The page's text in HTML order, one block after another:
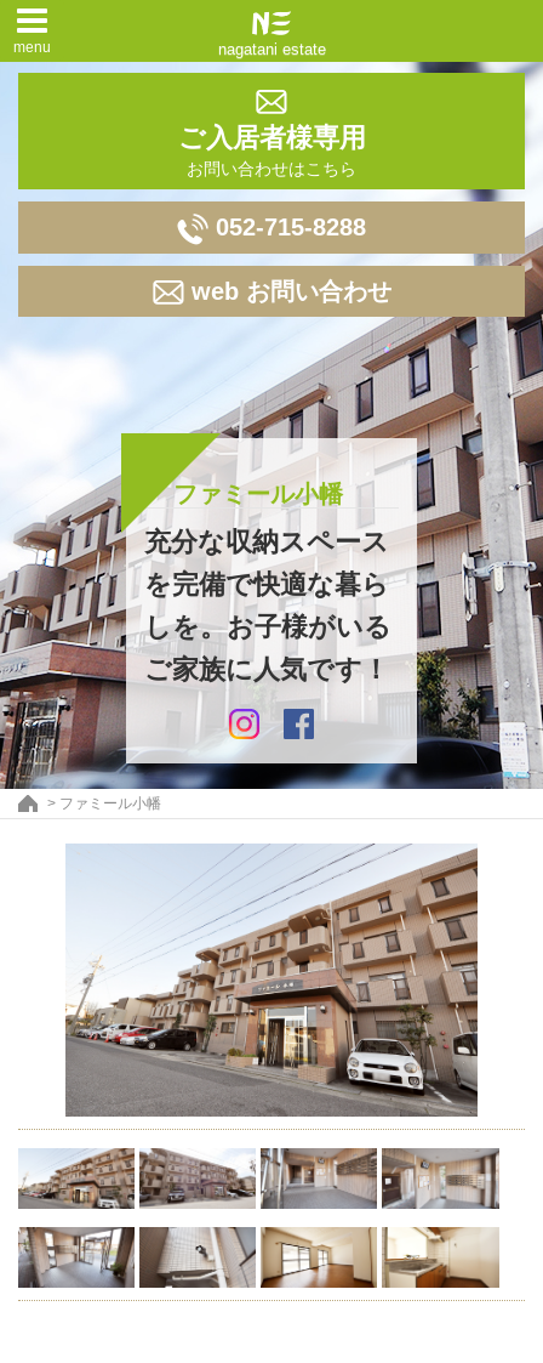
ご入居者様専用
お問い合わせはこちら
052-715-8288
web お問い合わせ
ファミール小幡
充分な収納スペース
を完備で快適な暮ら
しを。お子様がいる
ご家族に人気です！
menu nagatani estate
> ファミール小幡